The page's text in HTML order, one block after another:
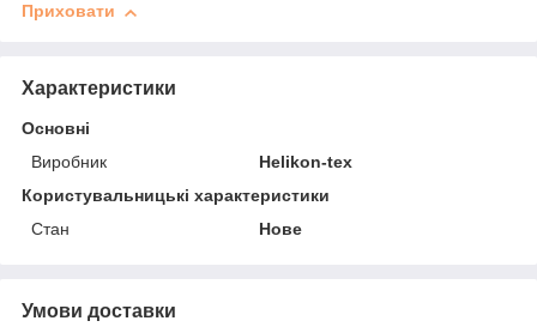
Приховати
Характеристики
Основні
Виробник
Helikon-tex
Користувальницькі характеристики
Стан
Нове
Умови доставки